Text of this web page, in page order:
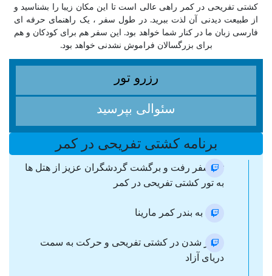
کشتی تفریحی در کمر راهی عالی است تا این مکان زیبا را بشناسید و
از طبیعت دیدنی آن لذت ببرید. در طول سفر ، یک راهنمای حرفه ای
فارسی زبان ما در کنار شما خواهد بود. این سفر هم برای کودکان و هم
برای بزرگسالان فراموش نشدنی خواهد بود.
رزرو تور
سئوالی بپرسید
برنامه کشتی تفریحی در کمر
ترانسفر رفت و برگشت گردشگران عزیز از هتل ها
به تور کشتی تفریحی در کمر
ورود به بندر کمر مارینا
سوار شدن در کشتی تفریحی و حرکت به سمت
دریای آزاد